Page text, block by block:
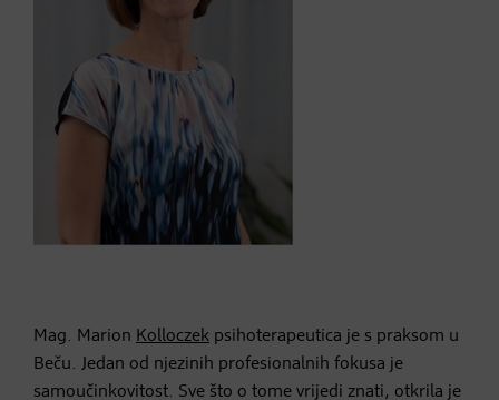
Mag. Marion Kolloczek psihoterapeutica je s praksom u
Beču. Jedan od njezinih profesionalnih fokusa je
samoučinkovitost. Sve što o tome vrijedi znati, otkrila je